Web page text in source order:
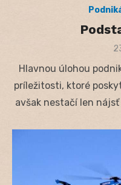
Hlavnou úlohou
príležitosti, ktoré
avšak nestačí len